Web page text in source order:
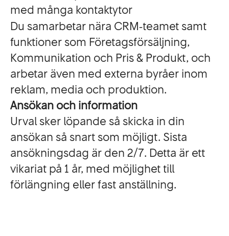
med många kontaktytor
Du samarbetar nära CRM‑teamet samt
funktioner som Företagsförsäljning,
Kommunikation och Pris & Produkt, och
arbetar även med externa byråer inom
reklam, media och produktion.
Ansökan och information
Urval sker löpande så skicka in din
ansökan så snart som möjligt. Sista
ansökningsdag är den 2/7. Detta är ett
vikariat på 1 år, med möjlighet till
förlängning eller fast anställning.